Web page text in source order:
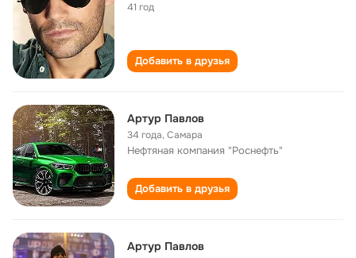
41 год
Добавить в друзья
Артур Павлов
34 года,Самара
Нефтяная компания "Роснефть"
Добавить в друзья
Артур Павлов